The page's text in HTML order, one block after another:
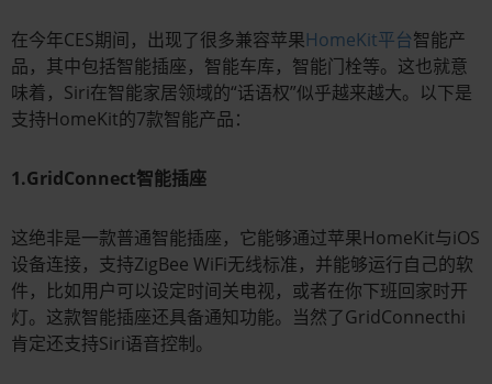
在今年CES期间，出现了很多兼容苹果HomeKit平台智能产
品，其中包括智能插座，智能车库，智能门栓等。这也就意
味着，Siri在智能家居领域的“话语权”似乎越来越大。以下是
支持HomeKit的7款智能产品：
1.GridConnect智能插座
这绝非是一款普通智能插座，它能够通过苹果HomeKit与iOS
设备连接，支持ZigBee WiFi无线标准，并能够运行自己的软
件，比如用户可以设定时间关电视，或者在你下班回家时开
灯。这款智能插座还具备通知功能。当然了GridConnecthi
肯定还支持Siri语音控制。